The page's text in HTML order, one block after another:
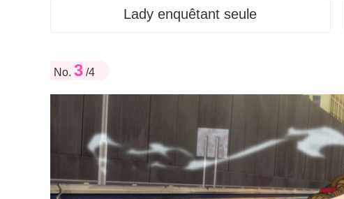
Lady enquêtant seule
No. 3 /4